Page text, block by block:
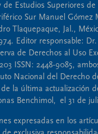
de Estudios Superiores
Sur Manuel Gómez
Tlaquepaque, Jal.,
Editor responsable:
de Derechos al Uso
ISSN: 2448-9085,
Nacional del Derecho
de la última actualización
Benchimol, el 31 de
expresadas en los